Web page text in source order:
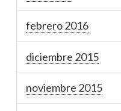
febrero 2016
diciembre 2015
noviembre 2015